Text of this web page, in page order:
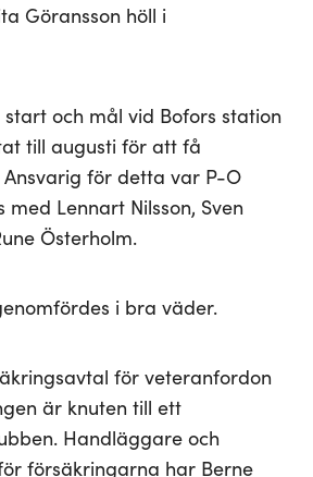
Göransson höll i
och mål vid Bofors station
till augusti för att få
för detta var P-O
med Lennart Nilsson, Sven
Österholm.
i bra väder.
för veteranfordon
är knuten till ett
Handläggare och
försäkringarna har Berne